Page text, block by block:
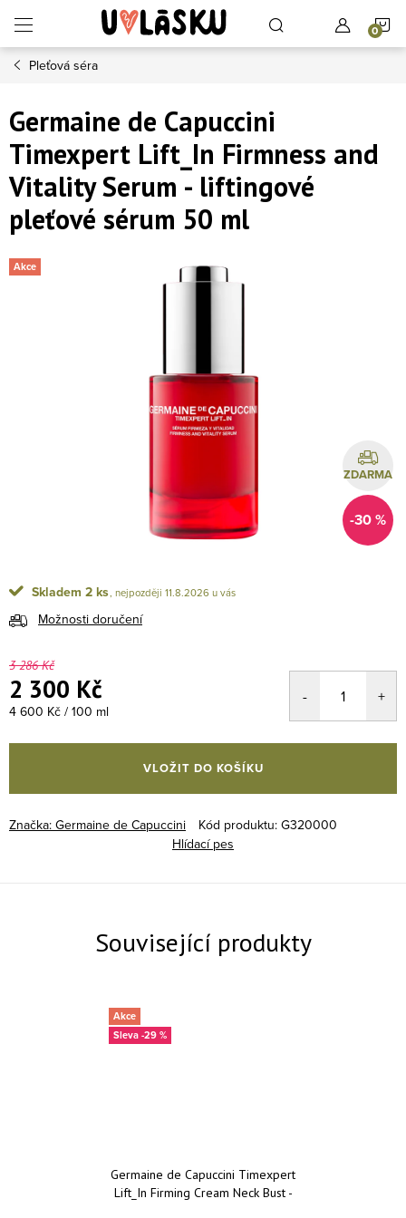
Pleťová séra
Germaine de Capuccini
Timexpert Lift_In Firmness and
Vitality Serum - liftingové
pleťové sérum 50 ml
Akce
ZDARMA
-30 %
Skladem 2 ks 11.8.2026
Možnosti doručení
3 286 Kč
2 300 Kč
Měrná cena:
4 600 Kč / 100 ml
VLOŽIT DO KOŠÍKU
Značka: Germaine de Capuccini Kód produktu: G320000
Hlídací pes
Související produkty
Akce
-29 %
Germaine de Capuccini Timexpert
Lift_In Firming Cream Neck Bust -